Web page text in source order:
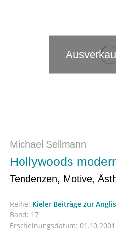
Michael Sellmann
Hollywoods
Tendenzen, Motive,
Reihe: Kieler Beiträge zur
Band: 17
Erscheinungsdatum: